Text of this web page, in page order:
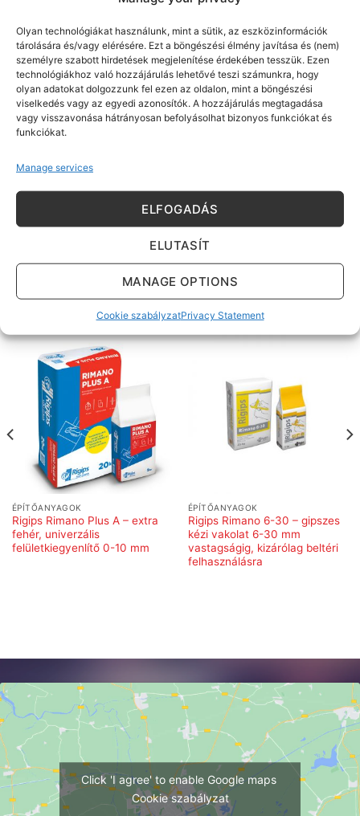
Olyan technológiákat használunk, mint a sütik, az eszközinformációk
tárolására és/vagy elérésére. Ezt a böngészési élmény javítása és (nem)
személyre szabott hirdetések megjelenítése érdekében tesszük. Ezen
technológiákhoz való hozzájárulás lehetővé teszi számunkra, hogy
olyan adatokat dolgozzunk fel ezen az oldalon, mint a böngészési
viselkedés vagy az egyedi azonosítók. A hozzájárulás megtagadása
vagy visszavonása hátrányosan befolyásolhat bizonyos funkciókat és
funkciókat.
Manage services
ELFOGADÁS
ELUTASÍT
MANAGE OPTIONS
Cookie szabályzatPrivacy Statement
pH: 8,5–9,5
Száradási, átvonhatósági idő: 3 óra (20 °C, 60% relatív
páratartalom mellett). Alacsony hőmérsékleten, illetve
magas páratartalom esetén a száradási idő jelentősen
nőhet!
Kiszerelés: nettó 25 kg, 5 kg műanyag vödörben.
fagymentes helyen gyártástól számított 2 évig
(gyártási dátum a vödör oldalán: nap/hónap/év/
gyártási szám). A vödröket használat után gondosan
KAPCSOLÓDÓ TERMÉKEK
ÉPÍTŐANYAGOK
Rigips Rimano Plus A – extra
fehér, univerzális
felületkiegyenlítő 0-10 mm
ÉPÍTŐANYAGOK
Rigips Rimano 6-30 – gipszes
kézi vakolat 6-30 mm
vastagságig, kizárólag beltéri
felhasználásra
Click 'I agree' to enable Google maps
Cookie szabályzat